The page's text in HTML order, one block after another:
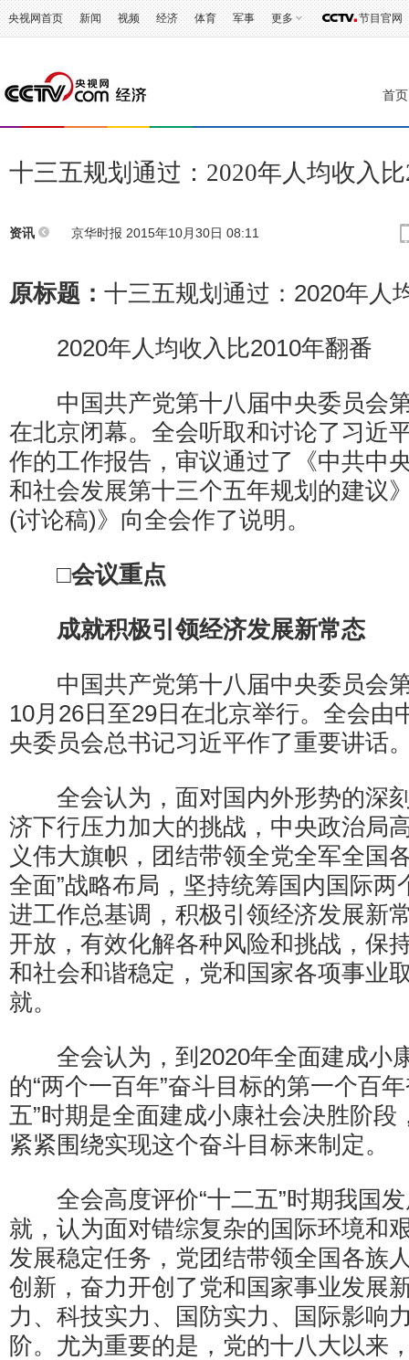
央视网首页 新闻 视频 经济 体育 军事 更多 节目官网
首页
十三五规划通过：2020年人均收入
资讯 京华时报 2015年10月30日 08:11
原标题： 十三五规划通过：2020年人
2020年人均收入比2010年翻番
中国共产党第十八届中央委员会
在北京闭幕。全会听取和讨论了习近
作的工作报告，审议通过了《中共中
和社会发展第十三个五年规划的建议
(讨论稿)》向全会作了说明。
□会议重点
成就积极引领经济发展新常态
中国共产党第十八届中央委员会
10月26日至29日在北京举行。全会由
央委员会总书记习近平作了重要讲话
全会认为，面对国内外形势的深
济下行压力加大的挑战，中央政治局
义伟大旗帜，团结带领全党全军全国
全面”战略布局，坚持统筹国内国际两
进工作总基调，积极引领经济发展新
开放，有效化解各种风险和挑战，保
和社会和谐稳定，党和国家各项事业
就。
全会认为，到2020年全面建成小
的“两个一百年”奋斗目标的第一个百
五”时期是全面建成小康社会决胜阶段
紧紧围绕实现这个奋斗目标来制定。
全会高度评价“十二五”时期我国发
就，认为面对错综复杂的国际环境和
发展稳定任务，党团结带领全国各族
创新，奋力开创了党和国家事业发展
力、科技实力、国防实力、国际影响
阶。尤为重要的是，党的十八大以来